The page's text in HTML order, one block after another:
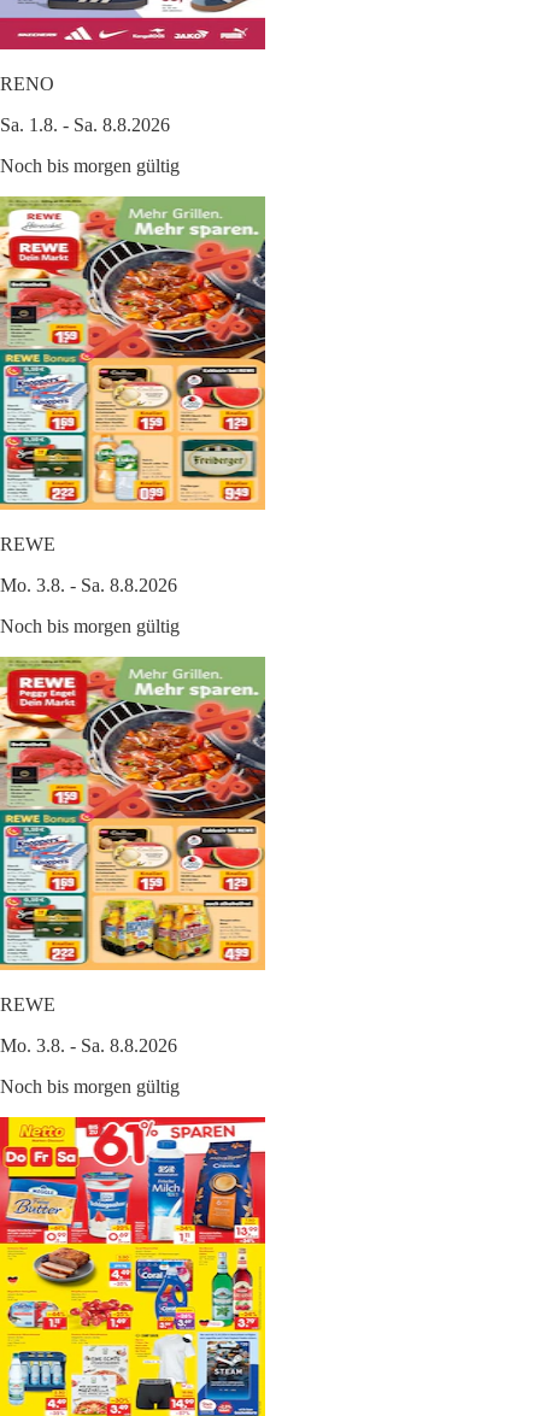
RENO
Sa. 1.8. - Sa. 8.8.2026
Noch bis morgen gültig
REWE
Mo. 3.8. - Sa. 8.8.2026
Noch bis morgen gültig
REWE
Mo. 3.8. - Sa. 8.8.2026
Noch bis morgen gültig